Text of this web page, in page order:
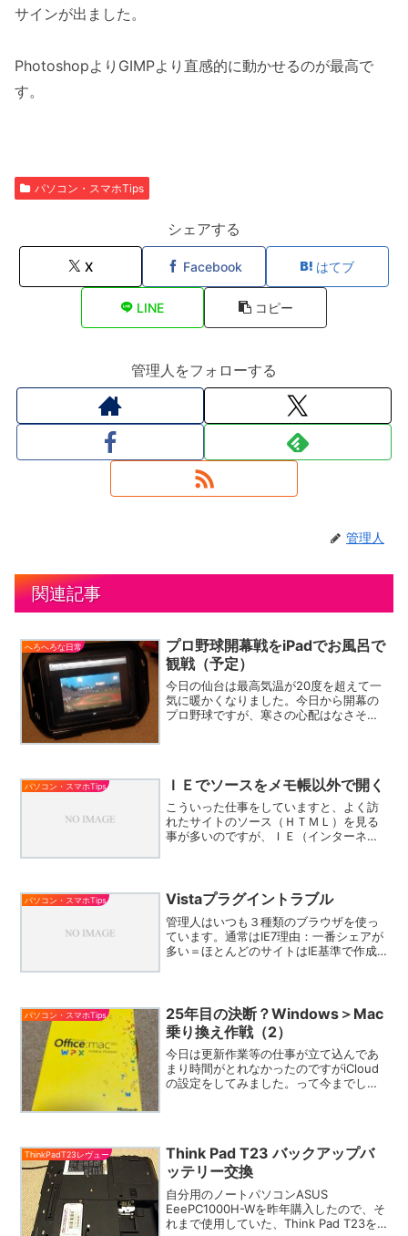
サインが出ました。
PhotoshopよりGIMPより直感的に動かせるのが最高で
す。
パソコン・スマホTips
シェアする
X Facebook はてブ
LINE コピー
管理人をフォローする
管理人
関連記事
へろへろな日常
プロ野球開幕戦をiPadでお風呂で
観戦（予定）
今日の仙台は最高気温が20度を超えて一
気に暖かくなりました。今日から開幕の
プロ野球ですが、寒さの心配はなさそう
パソコン・スマホTips ＩＥでソースをメモ帳以外で開く
こういった仕事をしていますと、よく訪
れたサイトのソース（ＨＴＭＬ）を見る
事が多いのですが、ＩＥ（インターネッ
ころが、文字コードが、...
パソコン・スマホTips Vistaプラグイントラブル
管理人はいつも３種類のブラウザを使っ
ています。通常はIE7理由：一番シェアが
多い＝ほとんどのサイトはIE基準で作成
しくCS...
パソコン・スマホTips
25年目の決断？Windows＞Mac
乗り換え作戦（2）
今日は更新作業等の仕事が立て込んであ
まり時間がとれなかったのですがiCloud
の設定をしてみました。って今までして
ThinkPadT23レヴュー
Think Pad T23 バックアップバ
ッテリー交換
自分用のノートパソコンASUS
EeePC1000H-Wを昨年購入したので、そ
れまで使用していた、Think Pad T23を